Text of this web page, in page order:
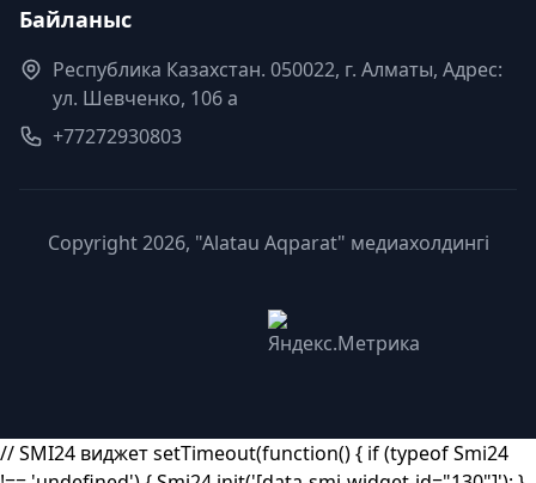
Байланыс
Республика Казахстан. 050022, г. Алматы, Адрес:
ул. Шевченко, 106 а
+77272930803
Copyright 2026, "Alatau Aqparat" медиахолдингі
// SMI24 виджет setTimeout(function() { if (typeof Smi24